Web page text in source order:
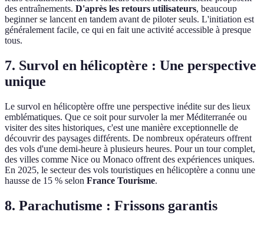
des entraînements. D'après les retours utilisateurs, beaucoup
beginner se lancent en tandem avant de piloter seuls. L'initiation est
généralement facile, ce qui en fait une activité accessible à presque
tous.
7. Survol en hélicoptère : Une perspective
unique
Le survol en hélicoptère offre une perspective inédite sur des lieux
emblématiques. Que ce soit pour survoler la mer Méditerranée ou
visiter des sites historiques, c'est une manière exceptionnelle de
découvrir des paysages différents. De nombreux opérateurs offrent
des vols d'une demi-heure à plusieurs heures. Pour un tour complet,
des villes comme Nice ou Monaco offrent des expériences uniques.
En 2025, le secteur des vols touristiques en hélicoptère a connu une
hausse de 15 % selon France Tourisme.
8. Parachutisme : Frissons garantis